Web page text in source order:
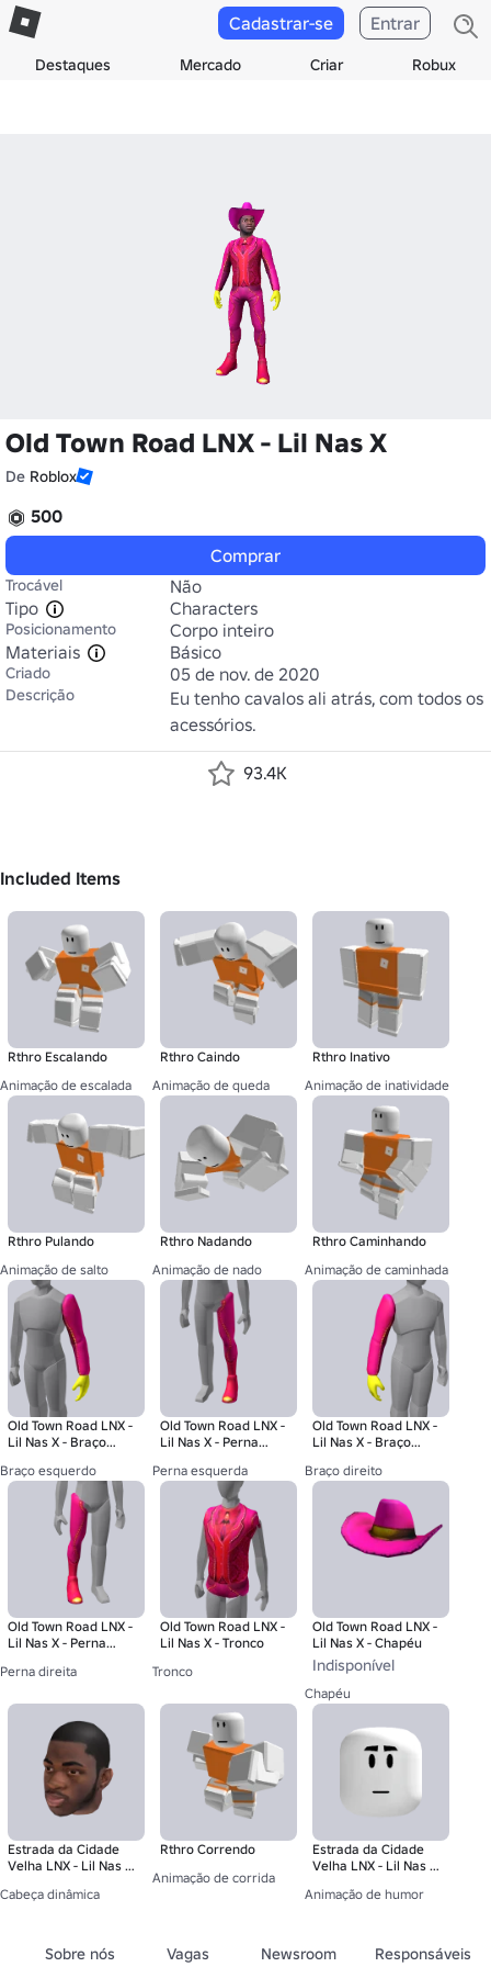
Destaques Mercado Criar Robux
Cadastrar-se Entrar
Old Town Road LNX - Lil Nas X
De Roblox
500
Comprar
Trocável
Não
Tipo
Characters
Posicionamento
Corpo inteiro
Materiais
Básico
Criado 05 de nov. de 2020
Descrição
Eu tenho cavalos ali atrás, com todos os
acessórios.
93.4K
Included Items
Rthro Escalando
Animação de escalada
Rthro Caindo
Animação de queda
Rthro Inativo
Animação de inatividade
Rthro Pulando
Animação de salto
Rthro Nadando
Animação de nado
Rthro Caminhando
Animação de caminhada
Old Town Road LNX -
Lil Nas X - Braço
Braço esquerdo
Old Town Road LNX -
Lil Nas X - Perna
Perna esquerda
Old Town Road LNX -
Lil Nas X - Braço
Braço direito
Old Town Road LNX -
Lil Nas X - Perna
Perna direita
Old Town Road LNX -
Lil Nas X - Tronco
Tronco
Old Town Road LNX -
Lil Nas X - Chapéu
Indisponível
Chapéu
Estrada da Cidade
Velha LNX - Lil Nas X
Cabeça dinâmica
Rthro Correndo
Animação de corrida
Estrada da Cidade
Velha LNX - Lil Nas X
Animação de humor
Sobre nós Vagas Newsroom Responsáveis